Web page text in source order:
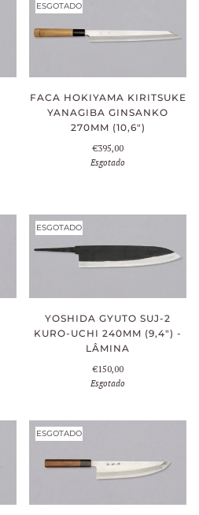
ESGOTADO
FACA HOKIYAMA KIRITSUKE
YANAGIBA GINSANKO
270MM (10,6")
€395,00
Esgotado
ESGOTADO
YOSHIDA GYUTO SUJ-2
KURO-UCHI 240MM (9,4") -
LÂMINA
€150,00
Esgotado
ESGOTADO